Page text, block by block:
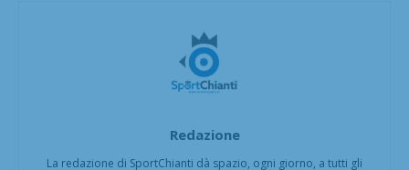
Redazione
La redazione di SportChianti dà spazio, ogni giorno, a tutti gli